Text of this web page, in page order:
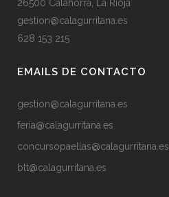
26500 Calahorra, La Rioja
gestion@calagurritana.es
628 153 215
EMAILS DE CONTACTO
gestion@calagurritana.es
feria@calagurritana.es
concursopaellas@calagurritana.es
btt@calagurritana.es